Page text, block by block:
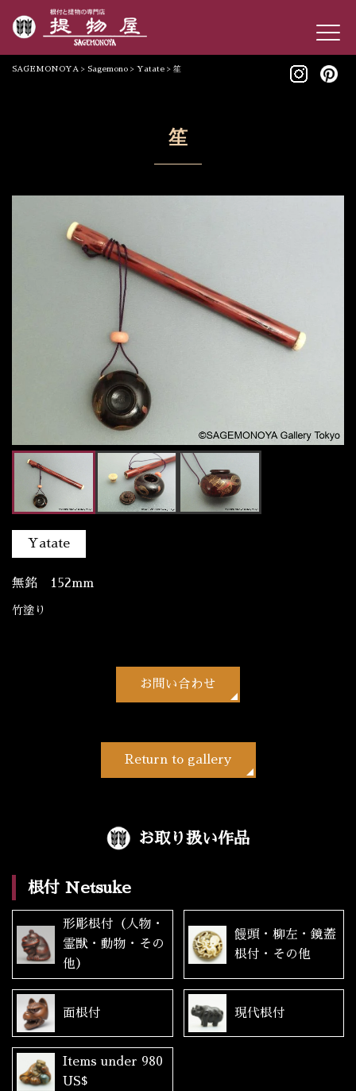
SAGEMONOYA > Sagemono > Yatate > 笙
笙
Yatate
無銘 152mm
竹塗り
お問い合わせ
Return to gallery
お取り扱い作品
根付 Netsuke
形彫根付（人物・
霊獣・動物・その
他）
饅頭・柳左・鏡蓋
根付・その他
面根付 現代根付
Items under 980
US$